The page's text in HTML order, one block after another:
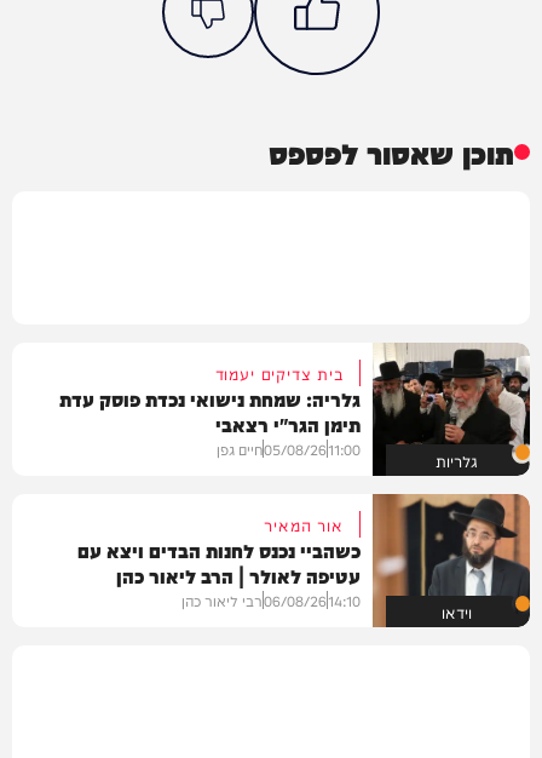
תוכן שאסור לפספס
גלריות
בית צדיקים יעמוד
גלריה: שמחת נישואי נכדת פוסק עדת
תימן הגר"י רצאבי
11:00
05/08/26חיים גפן
וידאו
אור המאיר
כשהביי נכנס לחנות הבדים ויצא עם
עטיפה לאולר | הרב ליאור כהן
14:10
06/08/26רבי ליאור כהן